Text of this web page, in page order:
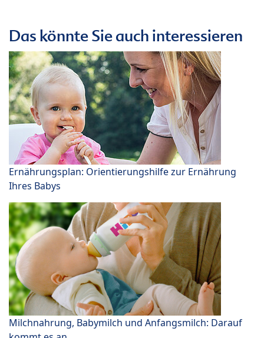
Das könnte Sie auch interessieren
Ernährungsplan: Orientierungshilfe zur Ernährung
Ihres Babys
Milchnahrung, Babymilch und Anfangsmilch: Darauf